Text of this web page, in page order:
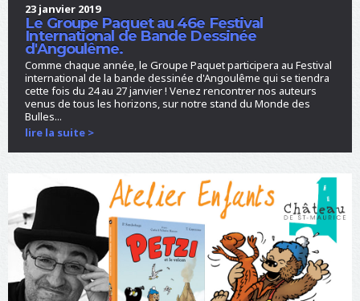
23 janvier 2019
Le Groupe Paquet au 46e Festival
International de Bande Dessinée
d'Angoulême.
Comme chaque année, le Groupe Paquet participera au Festival
international de la bande dessinée d'Angoulême qui se tiendra
cette fois du 24 au 27 janvier ! Venez rencontrer nos auteurs
venus de tous les horizons, sur notre stand du Monde des
Bulles...
lire la suite >